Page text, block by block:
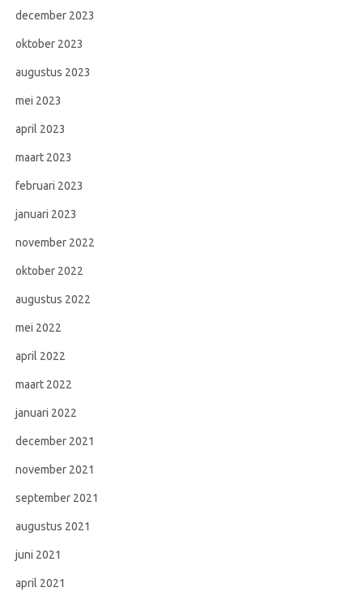
december 2023
oktober 2023
augustus 2023
mei 2023
april 2023
maart 2023
februari 2023
januari 2023
november 2022
oktober 2022
augustus 2022
mei 2022
april 2022
maart 2022
januari 2022
december 2021
november 2021
september 2021
augustus 2021
juni 2021
april 2021